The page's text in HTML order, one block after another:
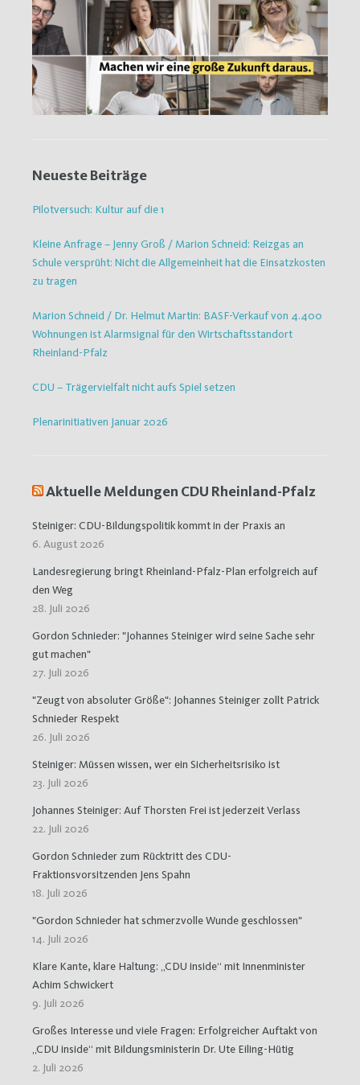
Neueste Beiträge
Pilotversuch: Kultur auf die 1
Kleine Anfrage – Jenny Groß / Marion Schneid: Reizgas an
Schule versprüht: Nicht die Allgemeinheit hat die Einsatzkosten
zu tragen
Marion Schneid / Dr. Helmut Martin: BASF-Verkauf von 4.400
Wohnungen ist Alarmsignal für den Wirtschaftsstandort
Rheinland-Pfalz
CDU – Trägervielfalt nicht aufs Spiel setzen
Plenarinitiativen Januar 2026
Aktuelle Meldungen CDU Rheinland-Pfalz
Steiniger: CDU-Bildungspolitik kommt in der Praxis an
6. August 2026
Landesregierung bringt Rheinland-Pfalz-Plan erfolgreich auf
den Weg
28. Juli 2026
Gordon Schnieder: "Johannes Steiniger wird seine Sache sehr
gut machen"
27. Juli 2026
"Zeugt von absoluter Größe": Johannes Steiniger zollt Patrick
Schnieder Respekt
26. Juli 2026
Steiniger: Müssen wissen, wer ein Sicherheitsrisiko ist
23. Juli 2026
Johannes Steiniger: Auf Thorsten Frei ist jederzeit Verlass
22. Juli 2026
Gordon Schnieder zum Rücktritt des CDU-
Fraktionsvorsitzenden Jens Spahn
18. Juli 2026
"Gordon Schnieder hat schmerzvolle Wunde geschlossen"
14. Juli 2026
Klare Kante, klare Haltung: „CDU inside“ mit Innenminister
Achim Schwickert
9. Juli 2026
Großes Interesse und viele Fragen: Erfolgreicher Auftakt von
„CDU inside“ mit Bildungsministerin Dr. Ute Eiling-Hütig
2. Juli 2026